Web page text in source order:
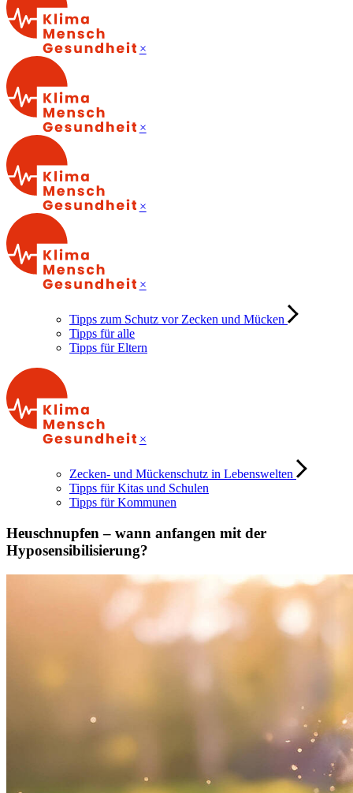
×
×
×
×
Tipps zum Schutz vor Zecken und Mücken
Tipps für alle
Tipps für Eltern
×
Zecken- und Mückenschutz in Lebenswelten
Tipps für Kitas und Schulen
Tipps für Kommunen
Heuschnupfen – wann anfangen mit der
Hyposensibilisierung?